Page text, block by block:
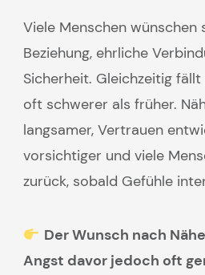
Viele Menschen wünschen
Beziehung, ehrliche
Sicherheit. Gleichzeitig
oft schwerer als früher.
langsamer, Vertrauen
vorsichtiger und viele
zurück, sobald Gefühle
Der Wunsch nach
Angst davor jedoch oft